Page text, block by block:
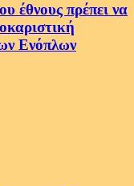
έθνους πρέπει να
Ενόπλων